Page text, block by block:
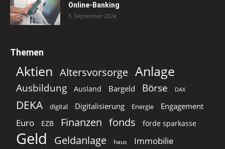
Online-Banking
5. September 2024
Themen
Aktien Altersvorsorge Anlage
Ausbildung Ausland Bargeld Börse DAX
DEKA digital Digitalisierung Energie Engagement
Euro EZB Finanzen fonds förde sparkasse
Geld Geldanlage haus Immobilie